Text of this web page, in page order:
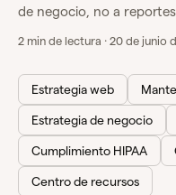
de negocio, no a
2 min de lectura · 20 de junio
Estrategia web
Estrategia de negocio
Cumplimiento HIPAA
Centro de recursos